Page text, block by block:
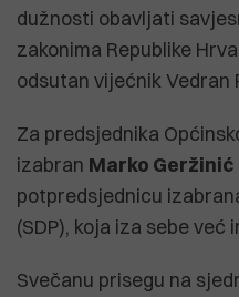
dužnosti obavljati
zakonima Republike
odsutan vijećnik Vedran
Za predsjednika
izabran Marko Geržinić
potpredsjednicu
(SDP), koja iza sebe već
Svečanu prisegu na